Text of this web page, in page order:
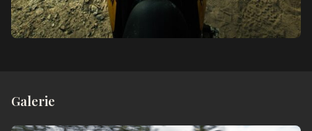
Galerie